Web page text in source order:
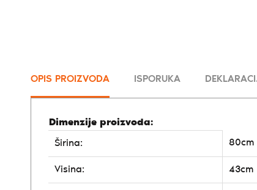
OPIS PROIZVODA ISPORUKA
Dimenzije proizvoda:
Širina:
80cm
Visina: 43cm